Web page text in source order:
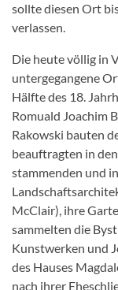
sollte diesen Ort
verlassen.
Die heute völlig in
untergegangene
Hälfte des 18.
Romuald Joachim
Rakowski bauten
beauftragten in
stammenden und
McClair), ihre
sammelten die
Kunstwerken und
des Hauses
nach ihrer